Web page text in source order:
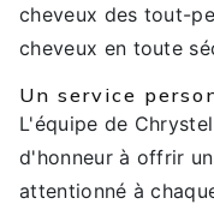
cheveux des tout-
cheveux en toute
Un service
L'équipe de
d'honneur à offrir
attentionné à